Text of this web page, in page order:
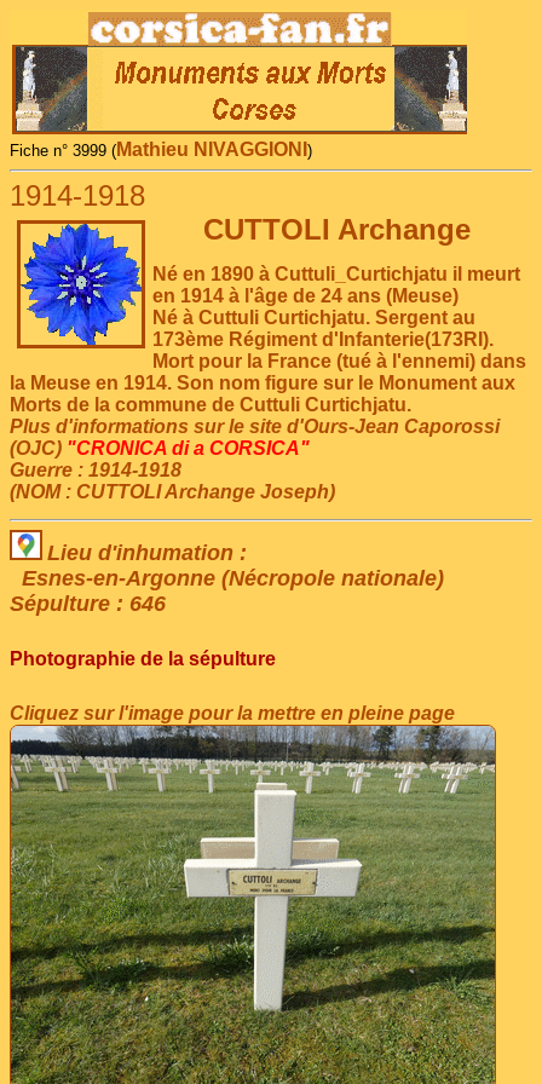
Fiche n° 3999 ( Mathieu NIVAGGIONI )
1914-1918
CUTTOLI Archange
Né en 1890 à Cuttuli_Curtichjatu il meurt
en 1914 à l'âge de 24 ans (Meuse)
Né à Cuttuli Curtichjatu. Sergent au
173ème Régiment d'Infanterie(173RI).
Mort pour la France (tué à l'ennemi) dans
la Meuse en 1914. Son nom figure sur le Monument aux
Morts de la commune de Cuttuli Curtichjatu.
Plus d'informations sur le site d'Ours-Jean Caporossi
(OJC) "CRONICA di a CORSICA"
Guerre : 1914-1918
(NOM : CUTTOLI Archange Joseph)
Lieu d'inhumation :
Esnes-en-Argonne (Nécropole nationale)
Sépulture : 646
Photographie de la sépulture
Cliquez sur l'image pour la mettre en pleine page